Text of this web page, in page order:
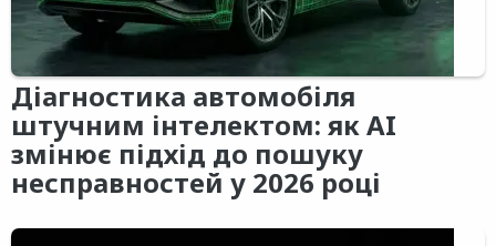
Діагностика автомобіля
штучним інтелектом: як AI
змінює підхід до пошуку
несправностей у 2026 році